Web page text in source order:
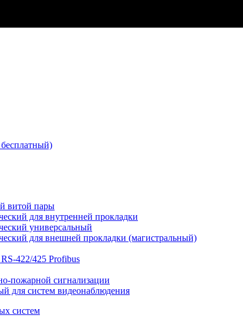
витой пары
для внутренней прокладки
универсальный
для внешней прокладки (магистральный)
422/425 Profibus
пожарной сигнализации
для систем видеонаблюдения
систем